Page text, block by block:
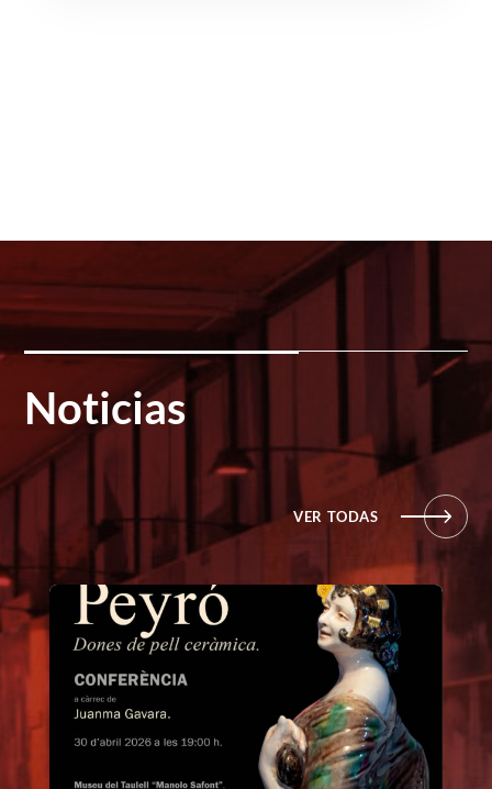
Noticias
VER TODAS